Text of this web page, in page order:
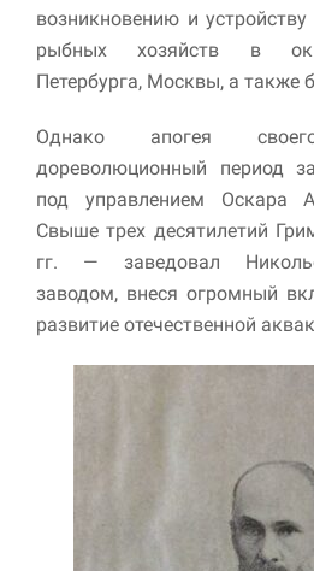
возникновению и
рыбных хозяйств в
Петербурга, Москвы, а также
Однако апогея
дореволюционный период
под управлением Оскара
Свыше трех десятилетий
гг. — заведовал
заводом, внеся огромный
развитие отечественной